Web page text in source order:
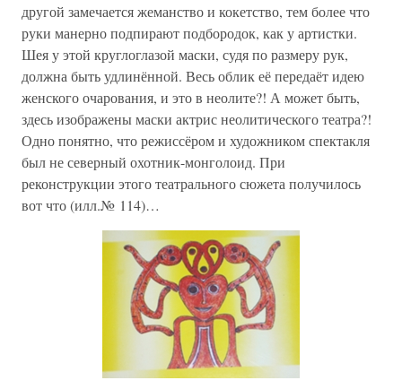
другой замечается жеманство и кокетство, тем более что
руки манерно подпирают подбородок, как у артистки.
Шея у этой круглоглазой маски, судя по размеру рук,
должна быть удлинённой. Весь облик её передаёт идею
женского очарования, и это в неолите?! А может быть,
здесь изображены маски актрис неолитического театра?!
Одно понятно, что режиссёром и художником спектакля
был не северный охотник-монголоид. При
реконструкции этого театрального сюжета получилось
вот что (илл.№ 114)…